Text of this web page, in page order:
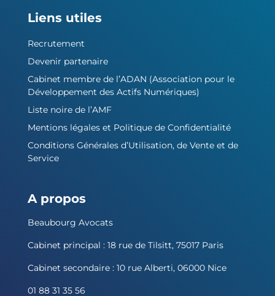
Liens utiles
Recrutement
Devenir partenaire
Cabinet membre de l’ADAN (Association pour le
Développement des Actifs Numériques)
Liste noire de l’AMF
Mentions légales et Politique de Confidentialité
Conditions Générales d’Utilisation, de Vente et de
Service
A propos
Beaubourg Avocats
Cabinet principal : 18 rue de Tilsitt, 75017 Paris
Cabinet secondaire : 10 rue Alberti, 06000 Nice
01 88 31 35 56